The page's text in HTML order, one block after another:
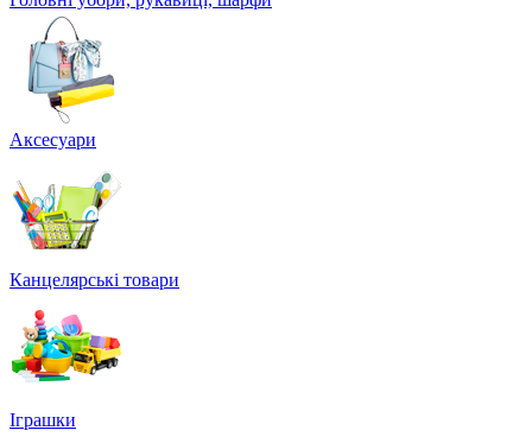
Аксесуари
Канцелярські товари
Іграшки